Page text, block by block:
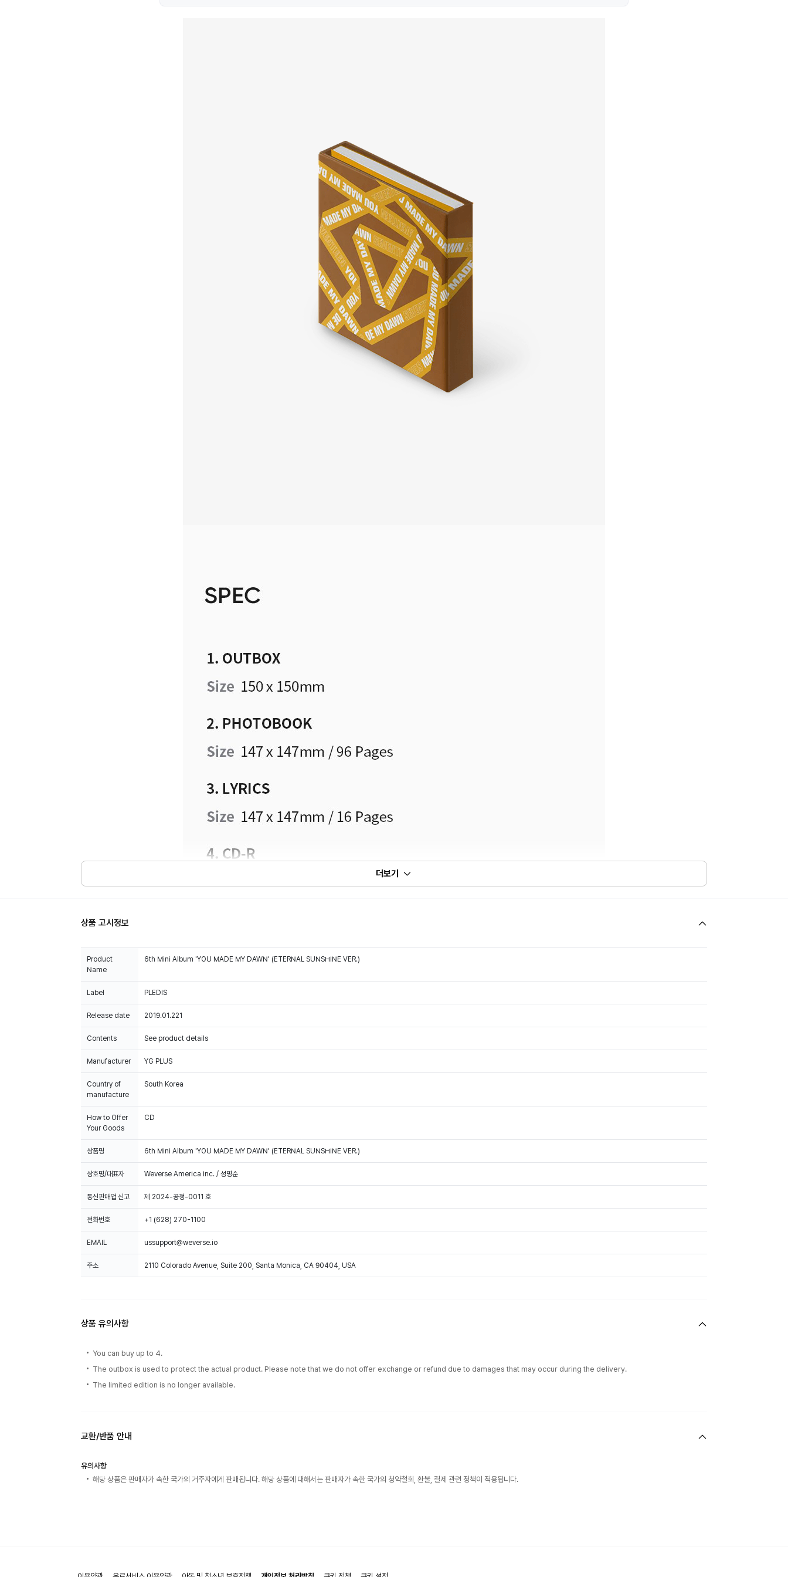
더보기
상품 고시정보
Product
Name
6th Mini Album 'YOU MADE MY DAWN' (ETERNAL SUNSHINE VER.)
Label PLEDIS
Release date 2019.01.221
Contents See product details
Manufacturer YG PLUS
Country of
manufacture
South Korea
How to Offer
Your Goods
CD
상품명 6th Mini Album 'YOU MADE MY DAWN' (ETERNAL SUNSHINE VER.)
상호명/대표자 Weverse America Inc. / 성명순
통신판매업 신고 제 2024-공정-0011 호
전화번호 +1 (628) 270-1100
EMAIL ussupport@weverse.io
주소 2110 Colorado Avenue, Suite 200, Santa Monica, CA 90404, USA
상품 유의사항
You can buy up to 4.
The outbox is used to protect the actual product. Please note that we do not offer exchange or refund due to damages that may occur during the delivery.
The limited edition is no longer available.
교환/반품 안내
유의사항
해당 상품은 판매자가 속한 국가의 거주자에게 판매됩니다. 해당 상품에 대해서는 판매자가 속한 국가의 청약철회, 환불, 결제 관련 정책이 적용됩니다.